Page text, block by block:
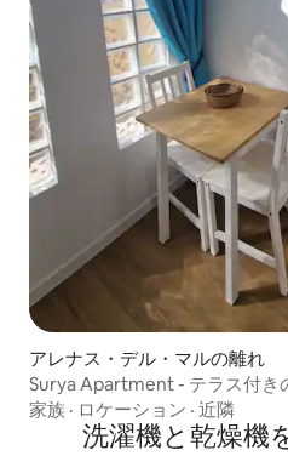
アレナス・デル・マルの離れ
Surya Apartment - テラス付き
ルーム
家族 · ロケーション · 近隣
洗濯機と乾燥機